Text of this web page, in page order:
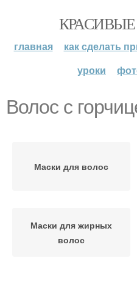
главная как сделать
уроки
Волос с
Маски для волос
Маски для жирных
волос